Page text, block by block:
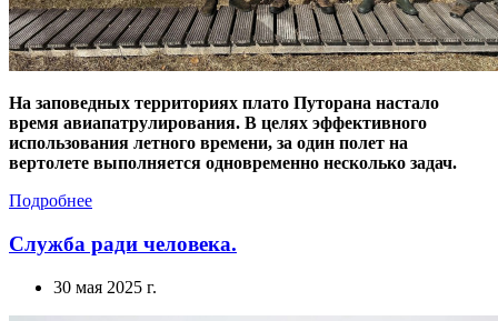
На заповедных территориях плато Путорана настало
время авиапатрулирования. В целях эффективного
использования летного времени, за один полет на
вертолете выполняется одновременно несколько задач.
Подробнее
Служба ради человека.
30 мая 2025 г.